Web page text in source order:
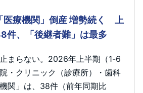
医療機関」倒産 増勢続く 上
件、「後継者難」は最多
まらない。2026年上半期（1-6
・クリニック（診療所）・歯科
関」は、38件（前年同期比